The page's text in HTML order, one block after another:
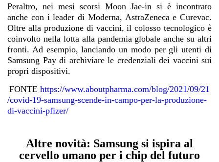
Peraltro, nei mesi scorsi Moon Jae-in si è incontrato
anche con i leader di Moderna, AstraZeneca e Curevac.
Oltre alla produzione di vaccini, il colosso tecnologico è
coinvolto nella lotta alla pandemia globale anche su altri
fronti. Ad esempio, lanciando un modo per gli utenti di
Samsung Pay di archiviare le credenziali dei vaccini sui
propri dispositivi.
FONTE https://www.aboutpharma.com/blog/2021/09/21
/covid-19-samsung-scende-in-campo-per-la-produzione-
di-vaccini-pfizer/
Altre novità: Samsung si ispira al
cervello umano per i chip del futuro